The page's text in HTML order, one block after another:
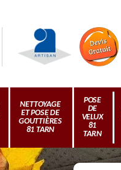
NETTOYAGE
ET POSE DE
GOUTTIÈRES
81 TARN
POSE
DE
VELUX
81
TARN